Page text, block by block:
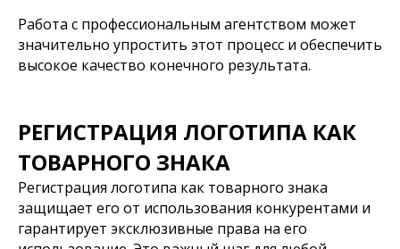
Работа с профессиональным агентством может
значительно упростить этот процесс и обеспечить
высокое качество конечного результата.
РЕГИСТРАЦИЯ ЛОГОТИПА КАК
ТОВАРНОГО ЗНАКА
Регистрация логотипа как товарного знака
защищает его от использования конкурентами и
гарантирует эксклюзивные права на его